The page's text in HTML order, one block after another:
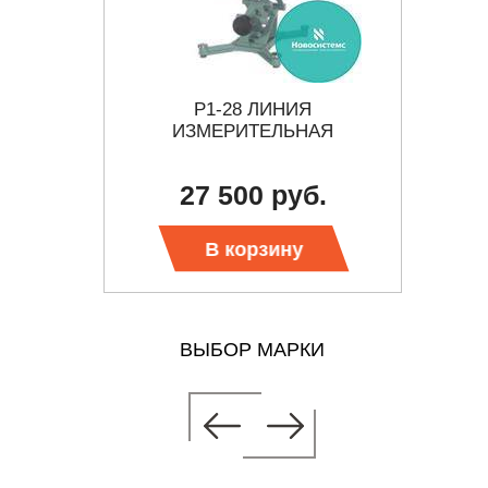
Р1-28 ЛИНИЯ
ИЗМЕРИТЕЛЬНАЯ
27 500 руб.
В корзину
ВЫБОР МАРКИ